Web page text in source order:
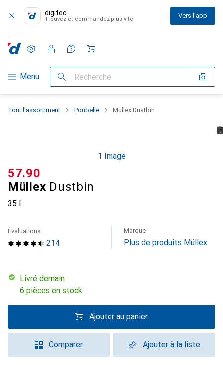
digitec
Trouvez et commandez plus vite Vers l'app
Navigation par catégorie
Menu Recherche
Paramètres
Compte client
Listes de comparaison
Listes d'envies
Panier
Tout l'assortiment Poubelle Müllex Dustbin
1 Image
Müllex Dustbin
35 l
CHF
57.90
214
Évaluations Marque
Plus de produits Müllex
Livré demain
6 pièces en stock
Ajouter au panier
Comparer Ajouter à la liste